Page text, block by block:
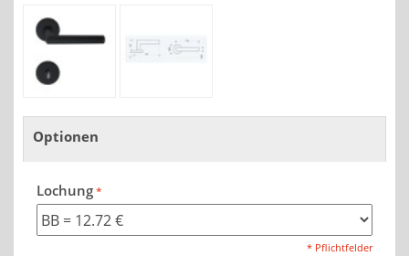
Optionen
Lochung
* Pflichtfelder